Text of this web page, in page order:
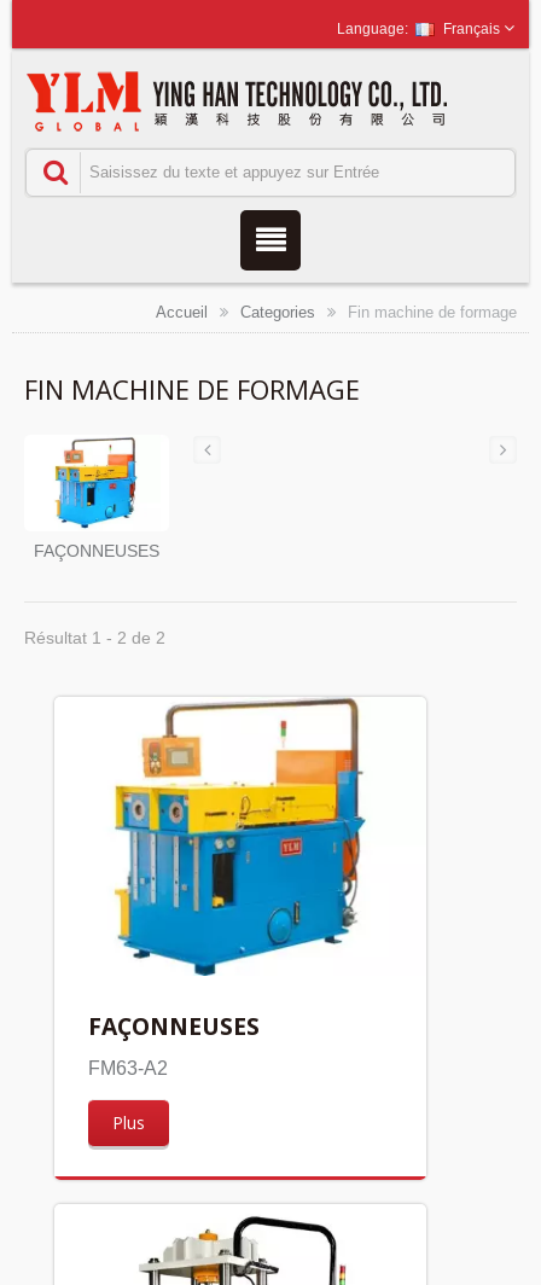
Français
Accueil Categories Fin machine de formage
FIN MACHINE DE FORMAGE
FAÇONNEUSES
Résultat 1 - 2 de 2
FAÇONNEUSES
FM63-A2
Plus